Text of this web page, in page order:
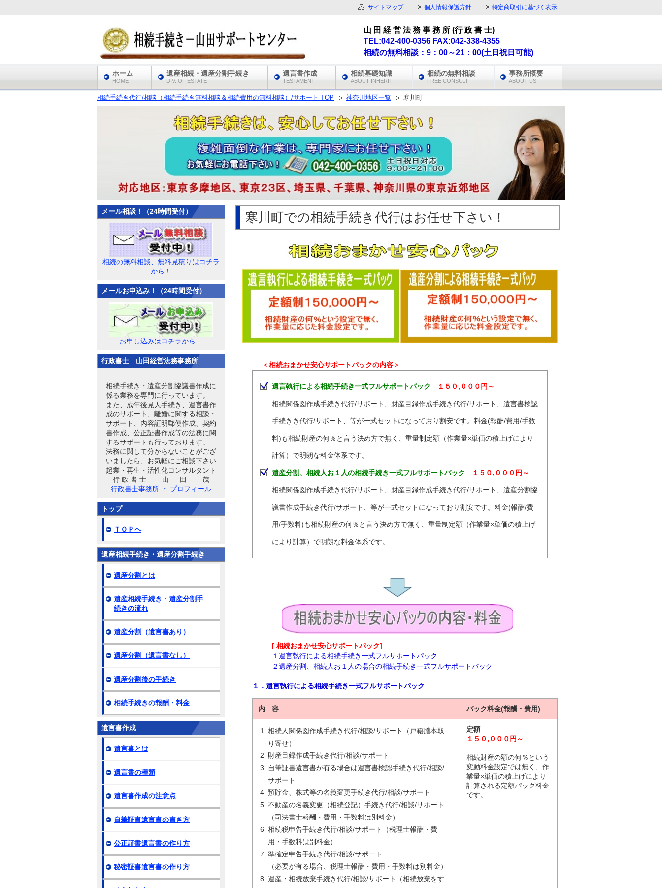
相続手続き代行/相談（相続手続き無料相談＆相続費用の無料相談）/サポート TOP 神奈川地区一覧 寒川町
寒川町での相続手続き代行はお任せ下さい！
＜相続おまかせ安心サポートパックの内容＞
遺言執行による相続手続き一式フルサポートパック １５０,０００円～
相続関係図作成手続き代行/サポート、財産目録作成手続き代行/サポート、遺言書検認
手続きき代行/サポート、等が一式セットになっており割安です。料金(報酬/費用/手数
料)も相続財産の何％と言う決め方で無く、重量制定額（作業量×単価の積上げにより
計算）で明朗な料金体系です。
遺産分割、相続人お１人の相続手続き一式フルサポートパック １５０,０００円～
相続関係図作成手続き代行/サポート、財産目録作成手続き代行/サポート、遺産分割協
議書作成手続き代行/サポート、等が一式セットになっており割安です。料金(報酬/費
用/手数料)も相続財産の何％と言う決め方で無く、重量制定額（作業量×単価の積上げ
により計算）で明朗な料金体系です。
[ 相続おまかせ安心サポートパック]
１遺言執行による相続手続き一式フルサポートパック
２遺産分割、相続人お１人の場合の相続手続き一式フルサポートパック
１．遺言執行による相続手続き一式フルサポートパック
内 容 パック料金(報酬・費用)
相続人関係図作成手続き代行/相談/サポート（戸籍謄本取
り寄せ）
財産目録作成手続き代行/相談/サポート
自筆証書遺言書が有る場合は遺言書検認手続き代行/相談/
サポート
預貯金、株式等の名義変更手続き代行/相談/サポート
不動産の名義変更（相続登記）手続き代行/相談/サポート
（司法書士報酬・費用・手数料は別料金）
相続税申告手続き代行/相談/サポート（税理士報酬・費
用・手数料は別料金）
準確定申告手続き代行/相談/サポート
（必要が有る場合、税理士報酬・費用・手数料は別料金）
遺産・相続放棄手続き代行/相談/サポート（相続放棄をす
定額
１５０,０００円～
相続財産の額の何％という
変動料金設定では無く、作
業量×単価の積上げにより
計算される定額パック料金
です。
メール相談！（24時間受付）
相続の無料相談、無料見積りはコチラ
から！
メールお申込み！（24時間受付）
お申し込みはコチラから！
行政書士 山田経営法務事務所
相続手続き・遺産分割協議書作成に
係る業務を専門に行っています。
また、成年後見人手続き、遺言書作
成のサポート、離婚に関する相談・
サポート、内容証明郵便作成、契約
書作成、公正証書作成等の法務に関
するサポートも行っております。
法務に関して分からないことがござ
いましたら、お気軽にご相談下さい
起業・再生・活性化コンサルタント
行 政 書 士 山 田 茂
行政書士事務所 ・ プロフィール
トップ
ＴＯＰへ
遺産相続手続き・遺産分割手続き
遺産分割とは
遺産相続手続き・遺産分割手
続きの流れ
遺産分割（遺言書あり）
遺産分割（遺言書なし）
遺産分割後の手続き
相続手続きの報酬・料金
遺言書作成
遺言書とは
遺言書の種類
遺言書作成の注意点
自筆証書遺言書の書き方
公正証書遺言書の作り方
秘密証書遺言書の作り方
サイトマップ 個人情報保護方針 特定商取引に基づく表示
山 田 経 営 法 務 事 務 所 (行 政 書 士)
TEL:042-400-0356 FAX:042-338-4355
相続の無料相談：9：00～21：00(土日祝日可能)
ホーム
HOME
遺産相続・遺産分割手続き
DIV. OF ESTATE
遺言書作成
TESTAMENT
相続基礎知識
ABOUT INHERIT.
相続の無料相談
FREE CONSULT
事務所概要
ABOUT US